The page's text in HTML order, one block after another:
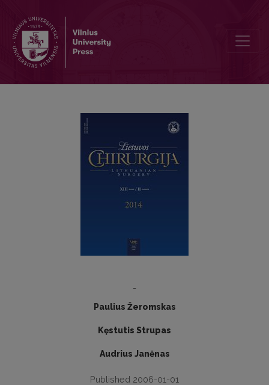
-
Paulius Žeromskas
Kęstutis Strupas
Audrius Janėnas
Published 2006-01-01